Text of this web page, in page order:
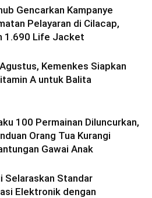
Gencarkan Kampanye
Pelayaran di Cilacap,
1.690 Life Jacket
Kemenkes Siapkan
A untuk Balita
100 Permainan Diluncurkan,
Orang Tua Kurangi
Gawai Anak
Selaraskan Standar
Elektronik dengan